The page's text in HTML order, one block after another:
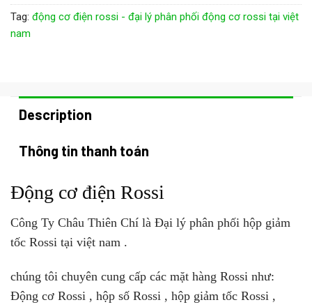
Tag: động cơ điện rossi - đại lý phân phối động cơ rossi tại việt
nam
Description
Thông tin thanh toán
Động cơ điện Rossi
Công Ty Châu Thiên Chí là Đại lý phân phối hộp giảm
tốc Rossi tại việt nam .
chúng tôi chuyên cung cấp các mặt hàng Rossi như:
Động cơ Rossi , hộp số Rossi , hộp giảm tốc Rossi ,